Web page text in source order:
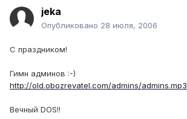
jeka
Опубликовано 28 июля, 2006
С праздником!
Гимн админов :-)
http://old.obozrevatel.com/admins/admins.mp3
Вечный DOS!!